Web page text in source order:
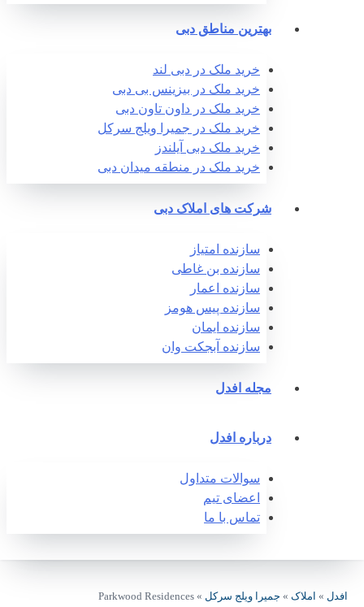
بهترین مناطق دبی
خرید ملک در دبی لند
خرید ملک در بیزینس بی دبی
خرید ملک در داون تاون دبی
خرید ملک در جمیرا ویلج سرکل
خرید ملک دبی آیلندز
خرید ملک در منطقه میدان دبی
شرکت های املاک دبی
سازنده امتیاز
سازنده بن غاطی
سازنده اعمار
سازنده پیس هومز
سازنده ایمان
سازنده آبجکت وان‎
مجله افدل
درباره افدل
سوالات متداول
اعضای تیم
تماس با ما
افدل» املاک» جمیرا ویلج سرکل»
Parkwood Residences